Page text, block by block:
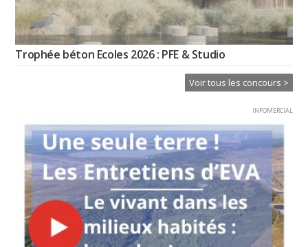
Trophée béton Ecoles 2026 : PFE & Studio
Voir tous les concours >
INFOMERCIAL